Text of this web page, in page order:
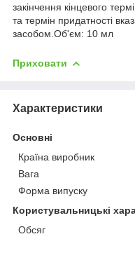
закінчення кінцевого
та термін придатності
засобом.Об'єм: 10 мл
Приховати
Характеристики
Основні
Країна виробник
Вага
Форма випуску
Користувальницькі
Обсяг